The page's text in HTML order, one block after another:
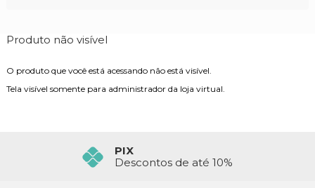
Produto não visível
O produto que você está acessando não está visível.
Tela visível somente para administrador da loja virtual.
PIX
Descontos de até 10%